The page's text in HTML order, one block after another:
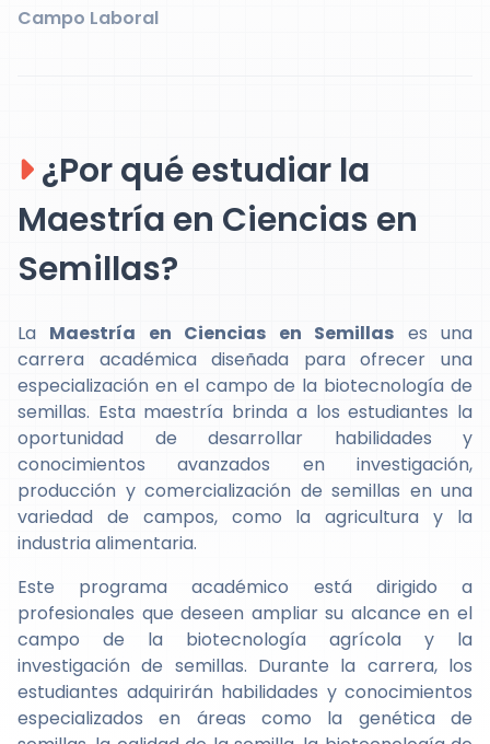
Campo Laboral
¿Por qué estudiar la
Maestría en Ciencias en
Semillas?
La Maestría en Ciencias en Semillas es una
carrera académica diseñada para ofrecer una
especialización en el campo de la biotecnología de
semillas. Esta maestría brinda a los estudiantes la
oportunidad de desarrollar habilidades y
conocimientos avanzados en investigación,
producción y comercialización de semillas en una
variedad de campos, como la agricultura y la
industria alimentaria.
Este programa académico está dirigido a
profesionales que deseen ampliar su alcance en el
campo de la biotecnología agrícola y la
investigación de semillas. Durante la carrera, los
estudiantes adquirirán habilidades y conocimientos
especializados en áreas como la genética de